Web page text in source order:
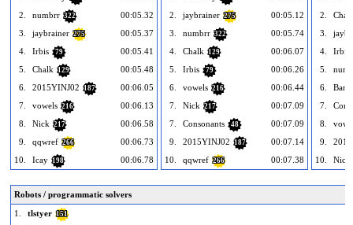
2.
numbrr 322
00:05.32
3.
jaybrainer 275
00:05.37
4.
Irbis 79
00:05.41
5.
Chalk 129
00:05.48
6.
2015YINJ02 187
00:06.05
7.
vowels 216
00:06.13
8.
Nick 217
00:06.58
9.
qqwref 266
00:06.73
10.
Icay 198 00:06.78
2.
jaybrainer 275
00:05.12
3.
numbrr 322
00:05.74
4.
Chalk 129
00:06.07
5.
Irbis 79
00:06.26
6.
vowels 216
00:06.44
7.
Nick 217
00:07.09
7.
Consonants 48
00:07.09
9.
2015YINJ02 187
00:07.14
10.
qqwref 266 00:07.38
2.
3.
4.
Irbis
5.
6.
7.
8.
9.
10.
Nick
Robots / programmatic solvers
1.
tlstyer 151